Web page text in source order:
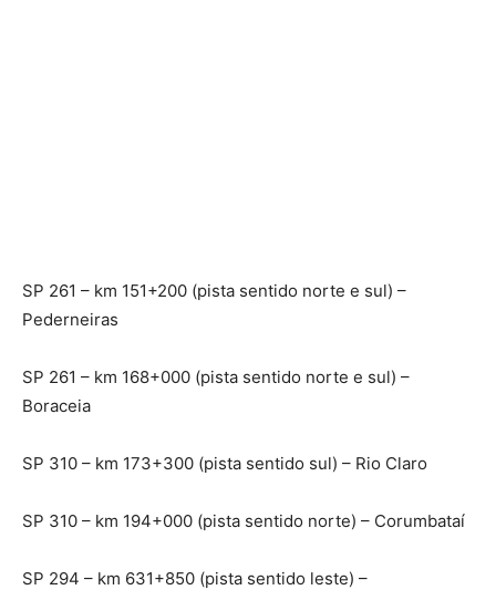
SP 261 – km 151+200 (pista sentido norte e sul) –
Pederneiras
SP 261 – km 168+000 (pista sentido norte e sul) –
Boraceia
SP 310 – km 173+300 (pista sentido sul) – Rio Claro
SP 310 – km 194+000 (pista sentido norte) – Corumbataí
SP 294 – km 631+850 (pista sentido leste) –